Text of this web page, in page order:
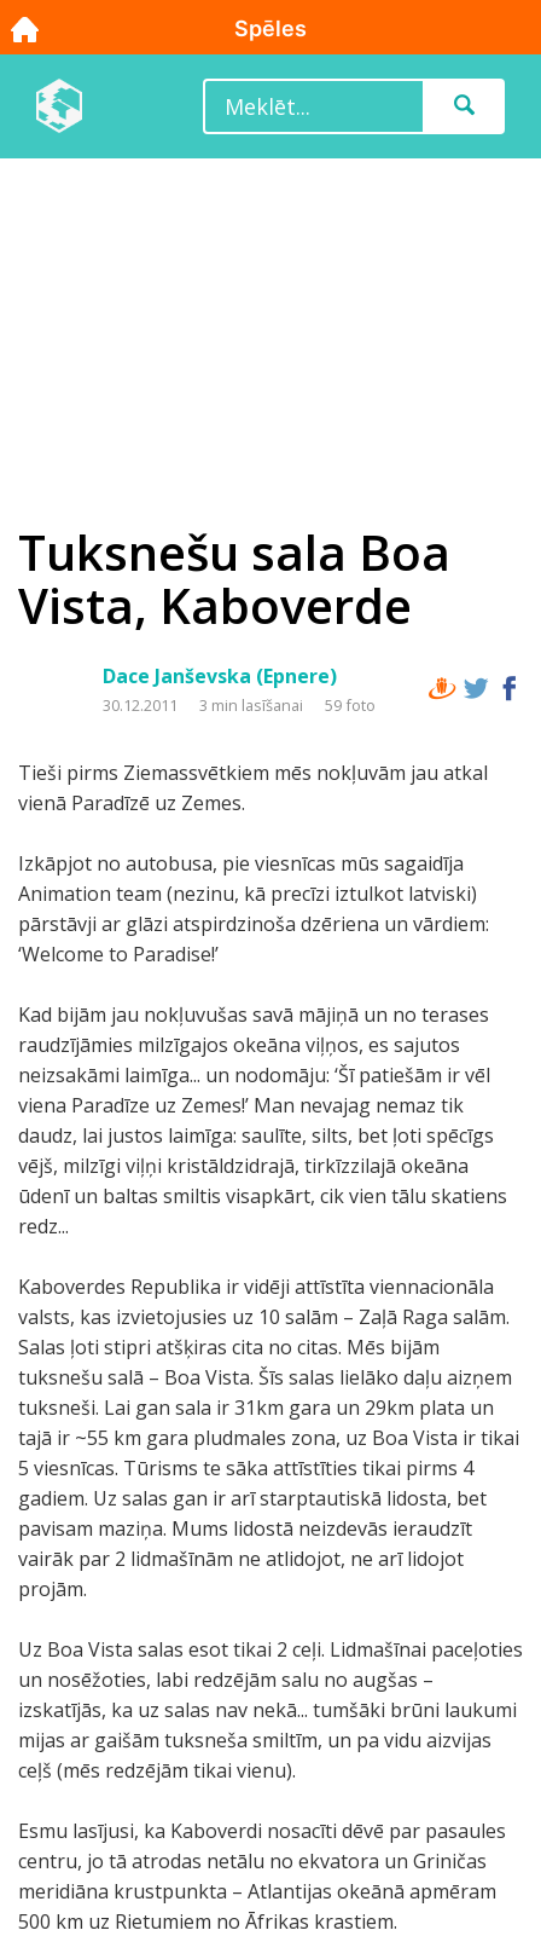
Tuksnešu sala Boa
Vista, Kaboverde
Dace Janševska (Epnere)
30.12.2011 3 min lasīšanai 59 foto
Tieši pirms Ziemassvētkiem mēs nokļuvām jau atkal
vienā Paradīzē uz Zemes.
Izkāpjot no autobusa, pie viesnīcas mūs sagaidīja
Animation team (nezinu, kā precīzi iztulkot latviski)
pārstāvji ar glāzi atspirdzinoša dzēriena un vārdiem:
‘Welcome to Paradise!’
Kad bijām jau nokļuvušas savā mājiņā un no terases
raudzījāmies milzīgajos okeāna viļņos, es sajutos
neizsakāmi laimīga... un nodomāju: ‘Šī patiešām ir vēl
viena Paradīze uz Zemes!’ Man nevajag nemaz tik
daudz, lai justos laimīga: saulīte, silts, bet ļoti spēcīgs
vējš, milzīgi viļņi kristāldzidrajā, tirkīzzilajā okeāna
ūdenī un baltas smiltis visapkārt, cik vien tālu skatiens
redz...
Kaboverdes Republika ir vidēji attīstīta viennacionāla
valsts, kas izvietojusies uz 10 salām – Zaļā Raga salām.
Salas ļoti stipri atšķiras cita no citas. Mēs bijām
tuksnešu salā – Boa Vista. Šīs salas lielāko daļu aizņem
tuksneši. Lai gan sala ir 31km gara un 29km plata un
tajā ir ~55 km gara pludmales zona, uz Boa Vista ir tikai
5 viesnīcas. Tūrisms te sāka attīstīties tikai pirms 4
gadiem. Uz salas gan ir arī starptautiskā lidosta, bet
pavisam maziņa. Mums lidostā neizdevās ieraudzīt
vairāk par 2 lidmašīnām ne atlidojot, ne arī lidojot
projām.
Uz Boa Vista salas esot tikai 2 ceļi. Lidmašīnai paceļoties
un nosēžoties, labi redzējām salu no augšas –
izskatījās, ka uz salas nav nekā... tumšāki brūni laukumi
mijas ar gaišām tuksneša smiltīm, un pa vidu aizvijas
ceļš (mēs redzējām tikai vienu).
Esmu lasījusi, ka Kaboverdi nosacīti dēvē par pasaules
centru, jo tā atrodas netālu no ekvatora un Griničas
meridiāna krustpunkta – Atlantijas okeānā apmēram
500 km uz Rietumiem no Āfrikas krastiem.